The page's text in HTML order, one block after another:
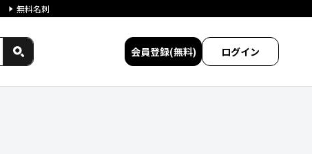
無料名刺
会員登録(無料) ログイン